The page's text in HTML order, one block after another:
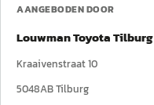
AANGEBODEN DOOR
Louwman Toyota Tilburg
Kraaivenstraat 10
5048ABTilburg